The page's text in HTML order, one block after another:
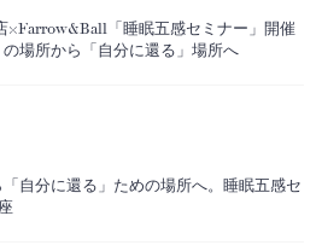
×Farrow&Ball「睡眠五感セミナー」開催
場所から「自分に還る」場所へ
「自分に還る」ための場所へ。睡眠五感セ